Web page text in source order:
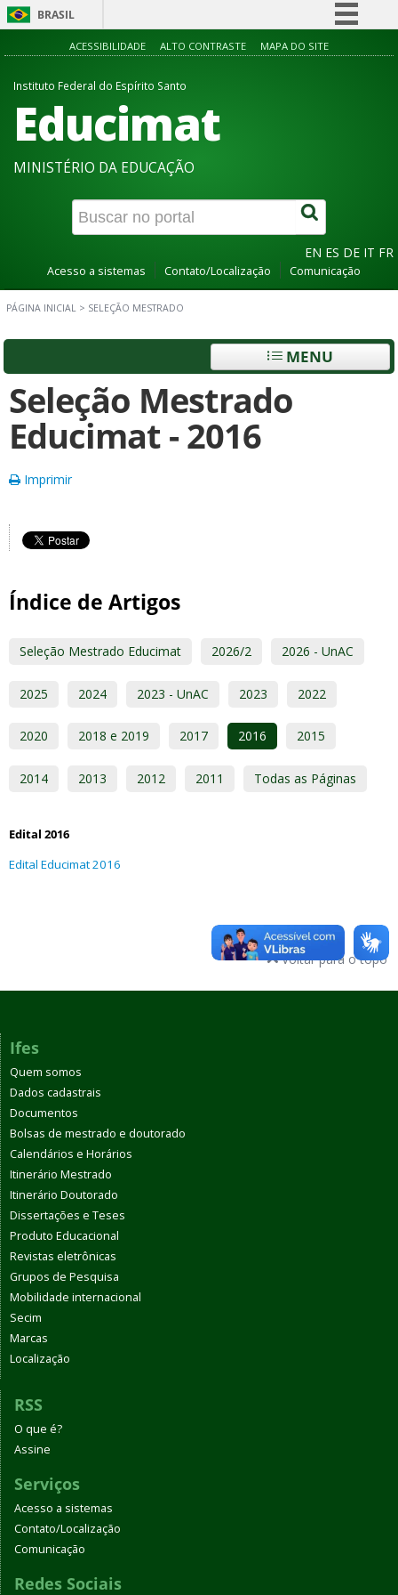
BRASIL
Simplifique!
ACESSIBILIDADE ALTO CONTRASTE MAPA DO SITE
Instituto Federal do Espírito Santo
Educimat
MINISTÉRIO DA EDUCAÇÃO
EN ES DE IT FR
Acesso a sistemas Contato/Localização Comunicação
PÁGINA INICIAL > SELEÇÃO MESTRADO
MENU
Seleção Mestrado
Educimat - 2016
Imprimir
Índice de Artigos
Seleção Mestrado Educimat 2026/2 2026 - UnAC
2025 2024 2023 - UnAC 2023 2022
2020 2018 e 2019 2017 2016 2015
2014 2013 2012 2011 Todas as Páginas
Edital 2016
Edital Educimat 2016
Voltar para o topo
Ifes
Quem somos
Dados cadastrais
Documentos
Bolsas de mestrado e doutorado
Calendários e Horários
Itinerário Mestrado
Itinerário Doutorado
Dissertações e Teses
Produto Educacional
Revistas eletrônicas
Grupos de Pesquisa
Mobilidade internacional
Secim
Marcas
Localização
RSS
O que é?
Assine
Serviços
Acesso a sistemas
Contato/Localização
Comunicação
Redes Sociais